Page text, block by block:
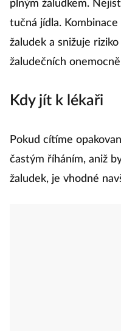
plným žaludkem.
tučná jídla.
žaludek a snižuje
žaludečních
Kdy jít k lékaři
Pokud cítíme
častým říháním, aniž
žaludek, je vhodné